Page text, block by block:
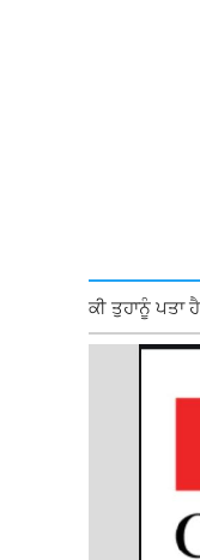
ਕੀ ਤੁਹਾਨੂੰ ਪਤਾ